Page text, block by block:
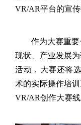
VR/AR平台的宣
作为大赛重
现状、产业发展
活动，大赛还将
术的实际操作培
VR/AR创作大赛